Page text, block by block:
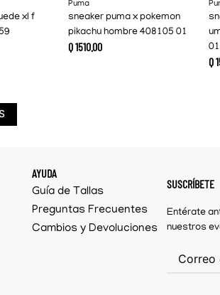
xl f
Puma
sneaker puma x pokemon
pikachu hombre 408105 01
Q151000
01
Q
AYUDA
Guía de Tallas
Preguntas Frecuentes
Cambios y Devoluciones
SUSCRÍBETE
Entérate
nuestros